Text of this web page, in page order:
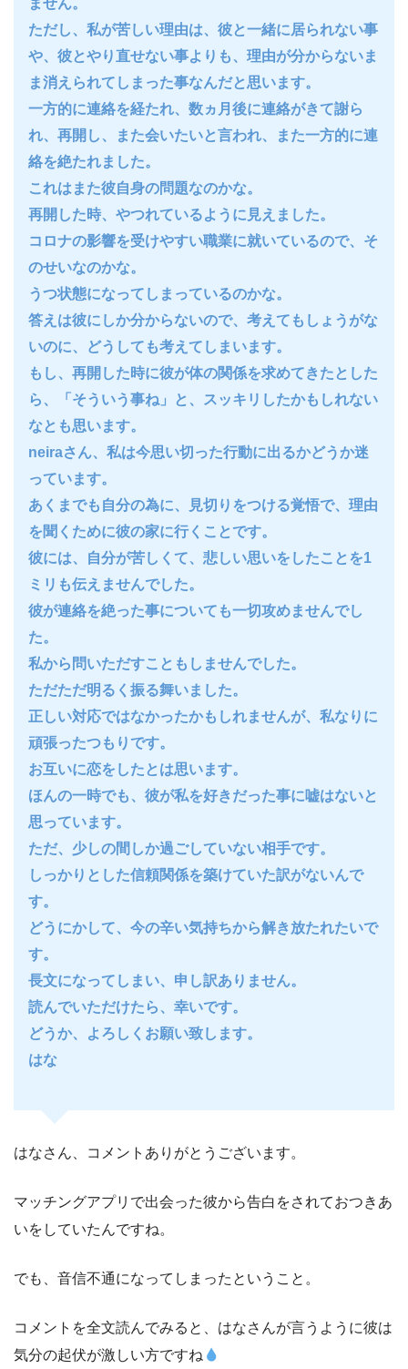
ただし、私が苦しい理由は、彼と一緒に居られない事
や、彼とやり直せない事よりも、理由が分からないま
ま消えられてしまった事なんだと思います。
一方的に連絡を経たれ、数ヵ月後に連絡がきて謝ら
れ、再開し、また会いたいと言われ、また一方的に連
絡を絶たれました。
これはまた彼自身の問題なのかな。
再開した時、やつれているように見えました。
コロナの影響を受けやすい職業に就いているので、そ
のせいなのかな。
うつ状態になってしまっているのかな。
答えは彼にしか分からないので、考えてもしょうがな
いのに、どうしても考えてしまいます。
もし、再開した時に彼が体の関係を求めてきたとした
ら、「そういう事ね」と、スッキリしたかもしれない
なとも思います。
neiraさん、私は今思い切った行動に出るかどうか迷
っています。
あくまでも自分の為に、見切りをつける覚悟で、理由
を聞くために彼の家に行くことです。
彼には、自分が苦しくて、悲しい思いをしたことを1
ミリも伝えませんでした。
彼が連絡を絶った事についても一切攻めませんでし
た。
私から問いただすこともしませんでした。
ただただ明るく振る舞いました。
正しい対応ではなかったかもしれませんが、私なりに
頑張ったつもりです。
お互いに恋をしたとは思います。
ほんの一時でも、彼が私を好きだった事に嘘はないと
思っています。
ただ、少しの間しか過ごしていない相手です。
しっかりとした信頼関係を築けていた訳がないんで
す。
どうにかして、今の辛い気持ちから解き放たれたいで
す。
長文になってしまい、申し訳ありません。
読んでいただけたら、幸いです。
どうか、よろしくお願い致します。
はな
はなさん、コメントありがとうございます。
マッチングアプリで出会った彼から告白をされておつきあ
いをしていたんですね。
でも、音信不通になってしまったということ。
コメントを全文読んでみると、はなさんが言うように彼は
気分の起伏が激しい方ですね